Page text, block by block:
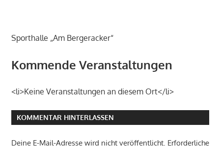
Sporthalle „Am Bergeracker“
Kommende Veranstaltungen
<li>Keine Veranstaltungen an diesem Ort</li>
KOMMENTAR HINTERLASSEN
Deine E-Mail-Adresse wird nicht veröffentlicht. Erforderliche